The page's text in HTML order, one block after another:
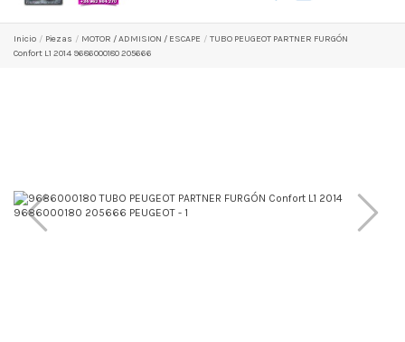
Inicio Pіezas MOTOR / ADMISION / ESCAPE
TUBO PEUGEOT PARTNER FURGÓN
Confort L1 2014 9686000180 205666